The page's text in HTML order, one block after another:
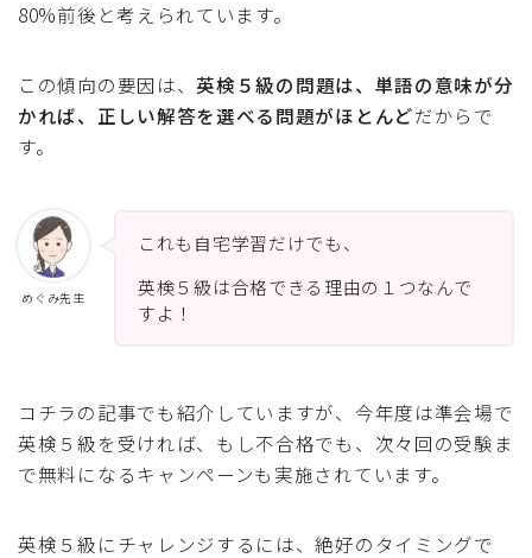
80%前後と考えられています。
この傾向の要因は、 英検５級の問題は、単語の意味が分
かれば、正しい解答を選べる問題がほとんどだからで
す。
めぐみ先生
これも自宅学習だけでも、
英検５級は合格できる理由の１つなんで
すよ！
コチラの記事でも紹介していますが、今年度は準会場で
英検５級を受ければ、もし不合格でも、次々回の受験ま
で無料になるキャンペーンも実施されています。
英検５級にチャレンジするには、絶好のタイミングで